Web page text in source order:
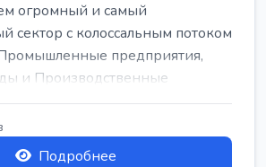
огромный и самый
сектор с колоссальным потоком
предприятия,
и Производственные
Подробнее